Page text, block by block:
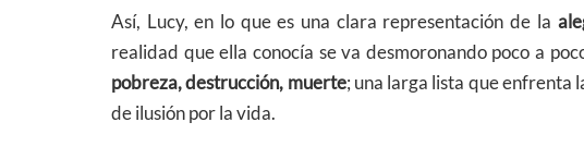
Así, Lucy, en lo que es una clara representación de la
realidad que ella conocía se va desmoronando poco a
pobreza, destrucción, muerte; una larga lista que enfrenta
de ilusión por la vida.